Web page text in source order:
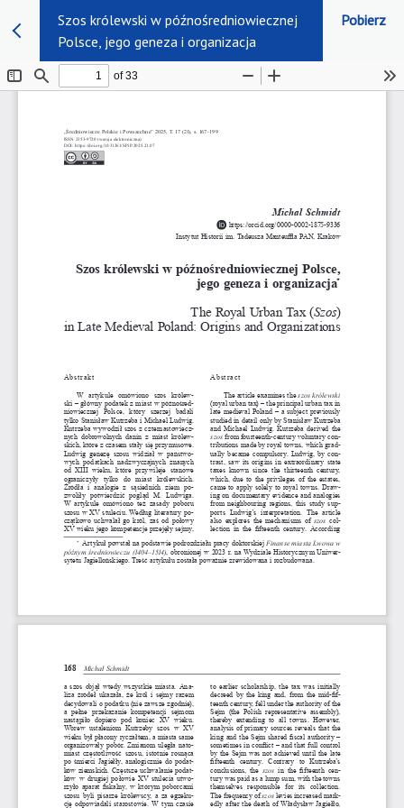
Szos królewski w późnośredniowiecznej
Polsce, jego geneza i organizacja
Pobierz